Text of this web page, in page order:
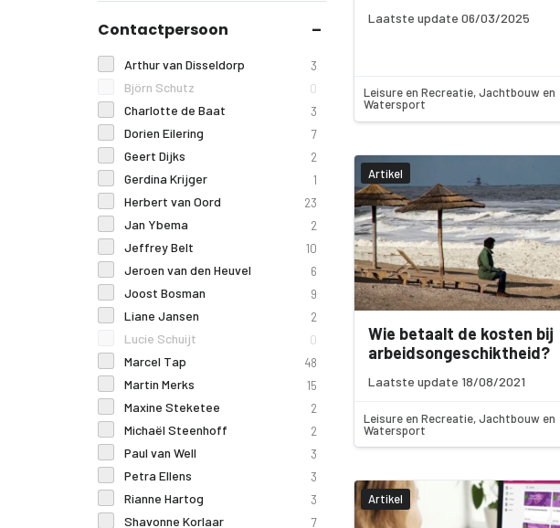
Contactpersoon
Arthur van Disseldorp 3
Björn Schutz 0
Charlotte de Baat 3
Dorien Eilering 7
Geert Dijks 2
Gerdina Krijger 1
Herbert van Oord 23
Jan Ybema 2
Jeffrey Belt 10
Jeroen van den Heuvel 6
Joost Bosman 9
Liane Jansen 2
Lucie Schuijt 0
Marcel Tap 48
Martin Merks 15
Maxine Steketee 2
Michaël Steenhoff 2
Paul van Well 3
Petra Ellens 3
Rianne Hartog 3
Shavonne Korlaar 7
Laatste update 06/03/2025
Leisure en Recreatie, Jachtbouw en
Watersport
Artikel
Wie betaalt de kosten bij
arbeidsongeschiktheid?
Laatste update 18/08/2021
Leisure en Recreatie, Jachtbouw en
Watersport
Artikel